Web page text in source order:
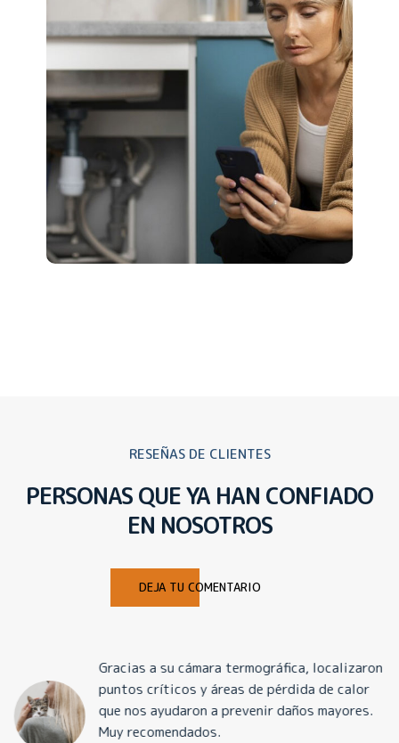
RESEÑAS DE CLIENTES
PERSONAS QUE YA HAN CONFIADO
EN NOSOTROS
DEJA TU COMENTARIO
Gracias a su cámara termográfica, localizaron
puntos críticos y áreas de pérdida de calor
que nos ayudaron a prevenir daños mayores.
Muy recomendados.